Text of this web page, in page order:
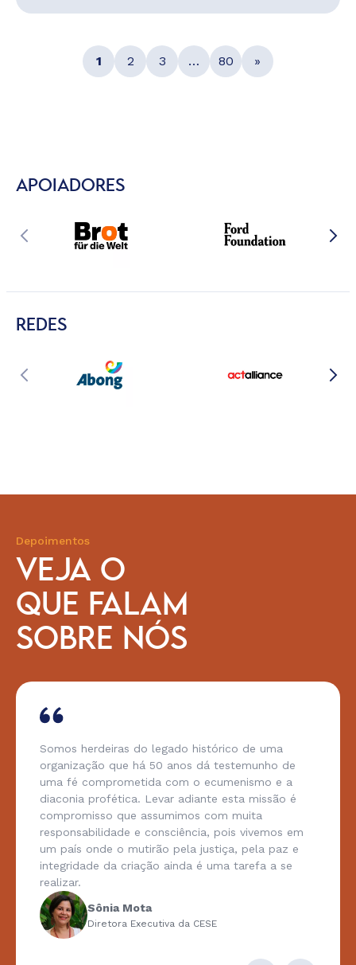
1 2 3 … 80 »
APOIADORES
REDES
Depoimentos
VEJA O
QUE FALAM
SOBRE NÓS
Somos herdeiras do legado histórico de uma
organização que há 50 anos dá testemunho de
uma fé comprometida com o ecumenismo e a
diaconia profética. Levar adiante esta missão é
compromisso que assumimos com muita
responsabilidade e consciência, pois vivemos em
um país onde o mutirão pela justiça, pela paz e
integridade da criação ainda é uma tarefa a se
realizar.
Sônia Mota
Diretora Executiva da CESE